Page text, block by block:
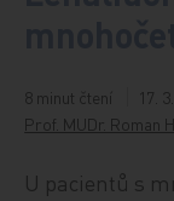
8 minut čtení 17.
Prof. MUDr. Roman
U pacientů s